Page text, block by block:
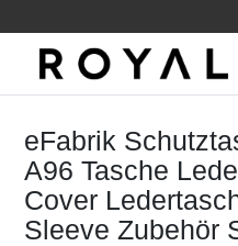
eFabrik
A96 Tasche
Cover
Sleeve Zubehör